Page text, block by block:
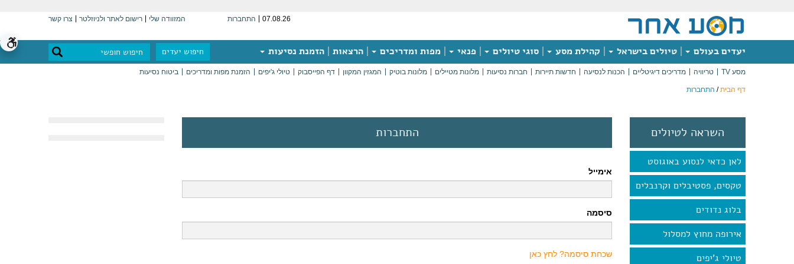
07.08.26 התחברות המזוודה שלי רישום לאתר ולניוזלטר צרו קשר
יעדים בעולם טיולים בישראל קהילת מסע סוגי טיולים פנאי מפות ומדריכים הרצאות הזמנת נסיעות חיפוש יעדים
מסע TV טריוויה מדריכים דיגיטליים הכנות לנסיעה חדשות תיירות חברות נסיעות מלונות מטיילים מלונות בוטיק המגזין המקוון דף הפייסבוק טיולי ג'יפים הזמנת מפות ומדריכים ביטוח נסיעות
דף הבית/ התחברות
השראה לטיולים
לאן כדאי לנסוע באוגוסט
טקסים, פסטיבלים וקרנבלים
בלוג נדודים
אירופה מחוץ למסלול
טיולי ג'יפים
התחברות
אימייל
סיסמה
שכחת סיסמה? לחץ כאן